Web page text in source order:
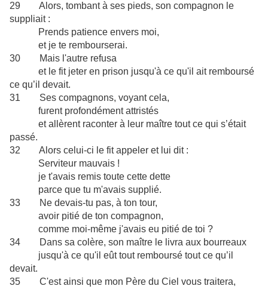
29 Alors, tombant à ses pieds, son compagnon le
suppliait :
Prends patience envers moi,
et je te rembourserai.
30 Mais l'autre refusa
et le fit jeter en prison jusqu'à ce qu'il ait remboursé
ce qu’il devait.
31 Ses compagnons, voyant cela,
furent profondément attristés
et allèrent raconter à leur maître tout ce qui s’était
passé.
32 Alors celui-ci le fit appeler et lui dit :
Serviteur mauvais !
je t'avais remis toute cette dette
parce que tu m'avais supplié.
33 Ne devais-tu pas, à ton tour,
avoir pitié de ton compagnon,
comme moi-même j'avais eu pitié de toi ?
34 Dans sa colère, son maître le livra aux bourreaux
jusqu'à ce qu'il eût tout remboursé tout ce qu’il
devait.
35 C'est ainsi que mon Père du Ciel vous traitera,